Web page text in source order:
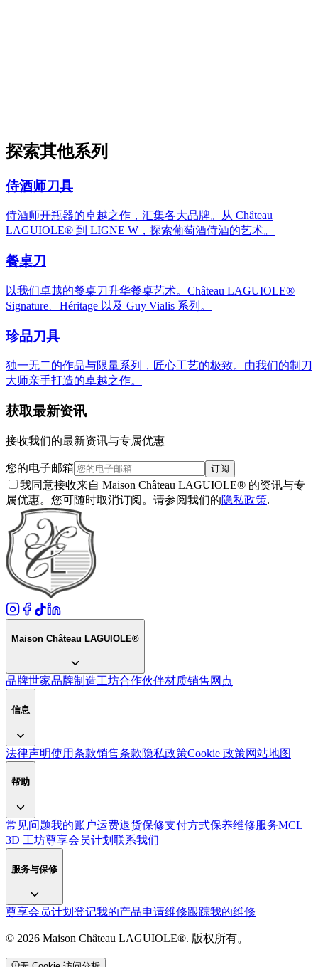
466 件产品探索
探索其他系列
侍酒师刀具
侍酒师开瓶器的卓越之作，汇集各大品牌。从 Château
LAGUIOLE® 到 LIGNE W，探索葡萄酒侍酒的艺术。
餐桌刀
以我们卓越的餐桌刀升华餐桌艺术。Château LAGUIOLE®
Signature、Héritage 以及 Guy Vialis 系列。
珍品刀具
独一无二的作品与限量系列，匠心工艺的极致。由我们的制刀
大师亲手打造的卓越之作。
获取最新资讯
接收我们的最新资讯与专属优惠
您的电子邮箱 订阅
我同意接收来自 Maison Château LAGUIOLE® 的资讯与专
属优惠。您可随时取消订阅。请参阅我们的隐私政策.
Maison Château LAGUIOLE®
品牌世家品牌制造工坊合作伙伴材质销售网点
信息
法律声明使用条款销售条款隐私政策Cookie 政策网站地图
帮助
常见问题我的账户运费退货保修支付方式保养维修服务MCL
3D 工坊尊享会员计划 联系我们
服务与保修
尊享会员计划 登记我的产品申请维修跟踪我的维修
© 2026 Maison Château LAGUIOLE®. 版权所有。